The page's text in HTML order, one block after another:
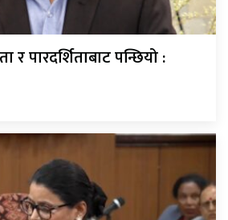
पारदर्शिताबाट पन्छियो :